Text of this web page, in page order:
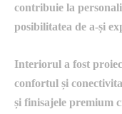
contribuie la
posibilitatea de a-și
Interiorul a fost
confortul și
și finisajele premium